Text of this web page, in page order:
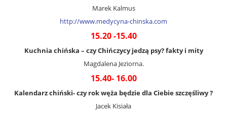
Marek Kalmus
http://www.medycyna-chinska.com
15.20 -15.40
Kuchnia chińska – czy Chińczycy jedzą psy? fakty i mity
Magdalena Jeziorna.
15.40- 16.00
Kalendarz chiński- czy rok węża będzie dla Ciebie szczęśliwy ?
Jacek Kisiała